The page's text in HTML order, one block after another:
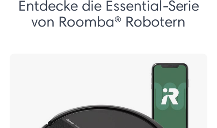
Entdecke die Essential-Serie
von Roomba® Robotern